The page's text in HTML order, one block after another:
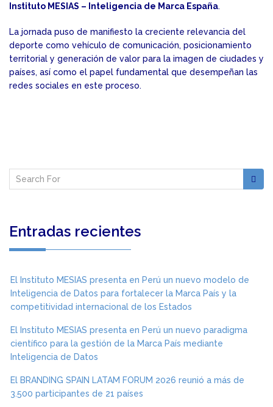
Instituto MESIAS – Inteligencia de Marca España.
La jornada puso de manifiesto la creciente relevancia del
deporte como vehículo de comunicación, posicionamiento
territorial y generación de valor para la imagen de ciudades y
países, así como el papel fundamental que desempeñan las
redes sociales en este proceso.
Entradas recientes
El Instituto MESIAS presenta en Perú un nuevo modelo de
Inteligencia de Datos para fortalecer la Marca País y la
competitividad internacional de los Estados
El Instituto MESIAS presenta en Perú un nuevo paradigma
científico para la gestión de la Marca País mediante
Inteligencia de Datos
El BRANDING SPAIN LATAM FORUM 2026 reunió a más de
3.500 participantes de 21 países